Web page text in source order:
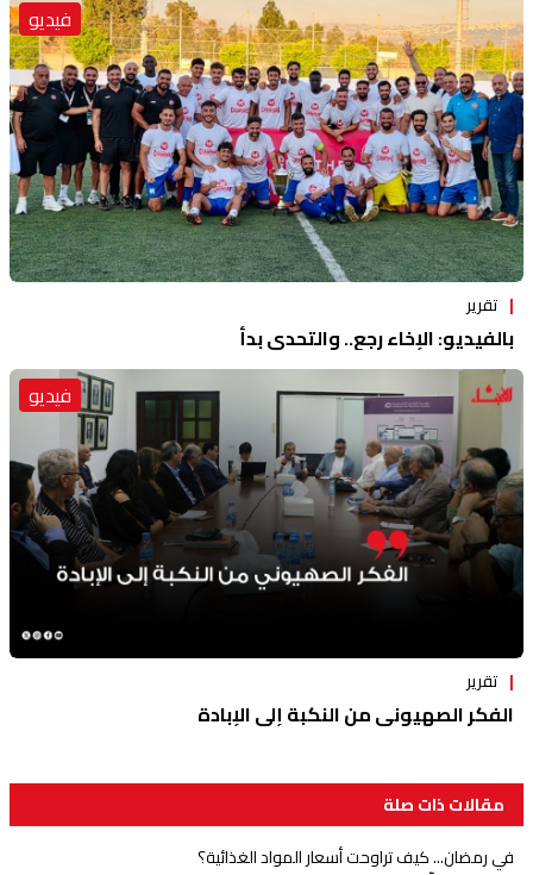
فيديو
تقرير
بالفيديو: الإخاء رجع.. والتحدي بدأ
فيديو
تقرير
الفكر الصهيوني من النكبة إلى الإبادة
مقالات ذات صلة
في رمضان... كيف تراوحت أسعار المواد الغذائية؟